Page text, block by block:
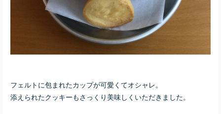
フェルトに包まれたカップが可愛くてオシャレ。
添えられたクッキーもさっくり美味しくいただきました。